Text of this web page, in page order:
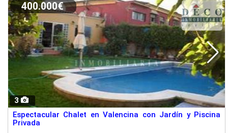
3
400.000€
Espectacular Chalet en Valencina con Jardín y Piscina
Privada